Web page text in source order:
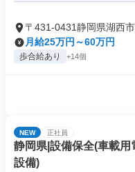
〒431-0431静岡県湖西
月給25万円～60万円
歩合給あり +14個
NEW 正社員
静岡県|設備保全(車載
設備)